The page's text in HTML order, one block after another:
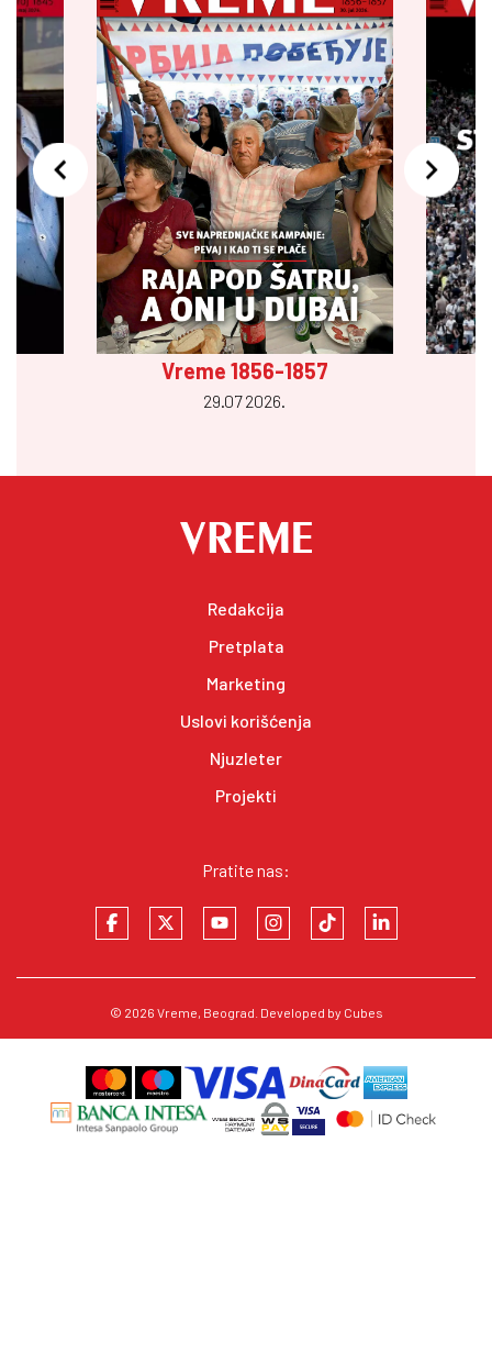
Vreme 1856-1857
29.07 2026.
Redakcija
Pretplata
Marketing
Uslovi korišćenja
Njuzleter
Projekti
Pratite nas:
© 2026 Vreme , Beograd. Developed by Cubes